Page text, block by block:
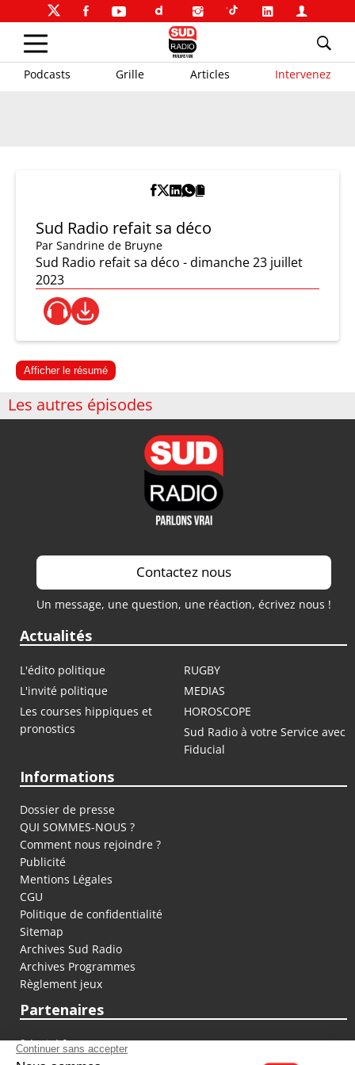
Podcasts Grille Articles Intervenez
Sud Radio refait sa déco
Par Sandrine de Bruyne
Sud Radio refait sa déco - dimanche 23 juillet
2023
Afficher le résumé
Les autres épisodes
Contactez nous
Un message, une question, une réaction, écrivez nous !
Actualités
L'édito politique
RUGBY
L'invité politique
MEDIAS
Les courses hippiques et
pronostics
HOROSCOPE
Sud Radio à votre Service avec
Fiducial
Informations
Dossier de presse
QUI SOMMES-NOUS ?
Comment nous rejoindre ?
Publicité
Mentions Légales
CGU
Politique de confidentialité
Sitemap
Archives Sud Radio
Archives Programmes
Règlement jeux
Partenaires
fiducial.fr